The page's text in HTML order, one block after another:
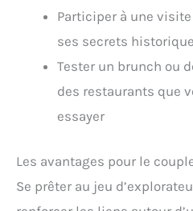
Participer à une
ses secrets
Tester un brunch ou
des restaurants que
essayer
Les avantages pour le
Se prêter au jeu